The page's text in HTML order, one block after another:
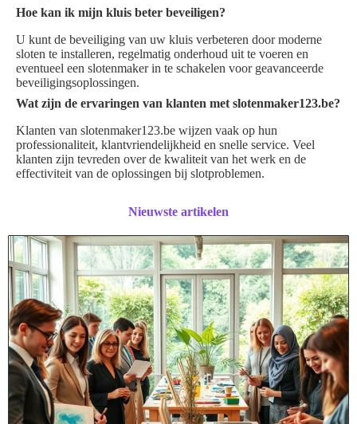
Hoe kan ik mijn kluis beter beveiligen?
U kunt de beveiliging van uw kluis verbeteren door moderne
sloten te installeren, regelmatig onderhoud uit te voeren en
eventueel een slotenmaker in te schakelen voor geavanceerde
beveiligingsoplossingen.
Wat zijn de ervaringen van klanten met slotenmaker123.be?
Klanten van slotenmaker123.be wijzen vaak op hun
professionaliteit, klantvriendelijkheid en snelle service. Veel
klanten zijn tevreden over de kwaliteit van het werk en de
effectiviteit van de oplossingen bij slotproblemen.
Nieuwste artikelen